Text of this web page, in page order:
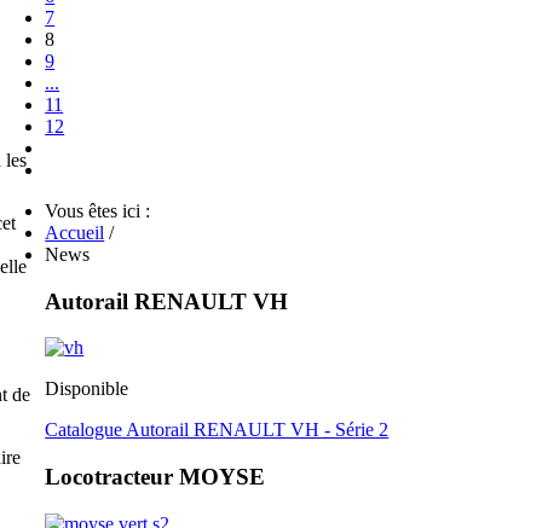
les
de
7
8
9
...
11
12
Vous êtes ici :
Accueil /
News
Autorail RENAULT VH
Disponible
Catalogue Autorail RENAULT VH - Série 2
Locotracteur MOYSE